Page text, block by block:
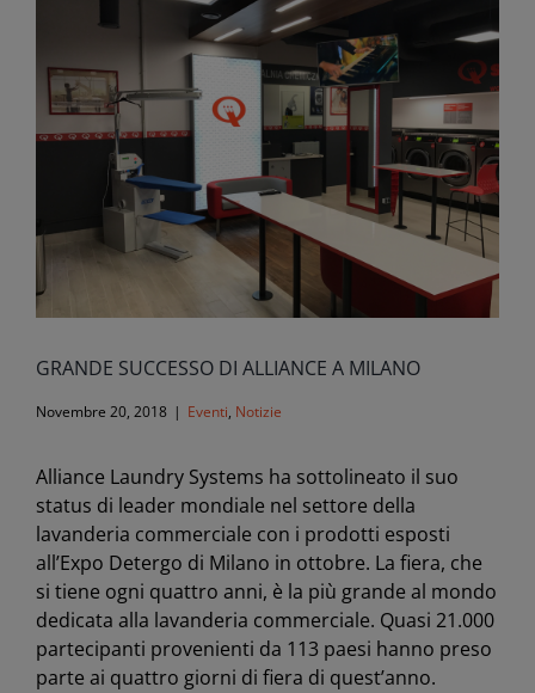
GRANDE SUCCESSO DI ALLIANCE A MILANO
Novembre 20, 2018 | Eventi, Notizie
Alliance Laundry Systems ha sottolineato il suo
status di leader mondiale nel settore della
lavanderia commerciale con i prodotti esposti
all’Expo Detergo di Milano in ottobre. La fiera, che
si tiene ogni quattro anni, è la più grande al mondo
dedicata alla lavanderia commerciale. Quasi 21.000
partecipanti provenienti da 113 paesi hanno preso
parte ai quattro giorni di fiera di quest’anno.